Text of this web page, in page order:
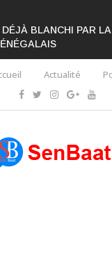
BLANCHI PAR
Actualité